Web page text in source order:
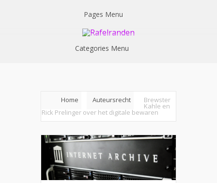
Pages Menu
Categories Menu
Home Auteursrecht Brewster
Kahle en
Rick Prelinger over het digitale bewaren